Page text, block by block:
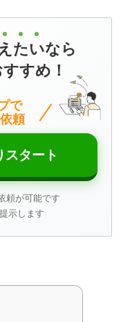
た いなら
すめ！
で
頼
スタート
頼が可能です
示します